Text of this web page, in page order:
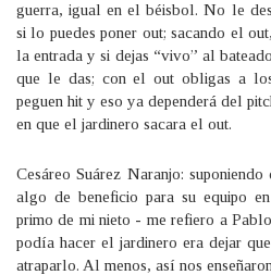
guerra, igual en el béisbol. No le
si lo puedes poner out; sacando el
la entrada y si dejas “vivo” al
que le das; con el out obligas a los
peguen hit y eso ya dependerá del
en que el jardinero sacara el out.
Cesáreo Suárez Naranjo:
algo de beneficio para su equipo
primo de mi nieto - me refiero a
podía hacer el jardinero era dejar
atraparlo. Al menos, así nos